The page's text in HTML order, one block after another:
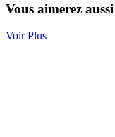
Vous aimerez aussi
Voir Plus